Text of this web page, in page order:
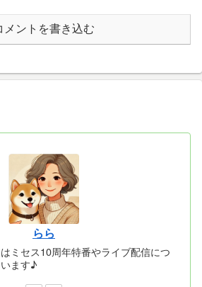
メントを書き込む
らら
ミセス10周年特番やライブ配信につ
ます♪